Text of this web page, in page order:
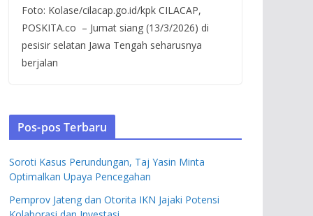
Foto: Kolase/cilacap.go.id/kpk CILACAP,
POSKITA.co – Jumat siang (13/3/2026) di
pesisir selatan Jawa Tengah seharusnya
berjalan
Pos-pos Terbaru
Soroti Kasus Perundungan, Taj Yasin Minta
Optimalkan Upaya Pencegahan
Pemprov Jateng dan Otorita IKN Jajaki Potensi